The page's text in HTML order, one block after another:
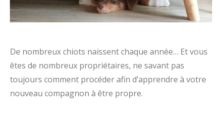
De nombreux chiots naissent chaque année… Et vous
êtes de nombreux propriétaires, ne savant pas
toujours comment procéder afin d’apprendre à votre
nouveau compagnon à être propre.